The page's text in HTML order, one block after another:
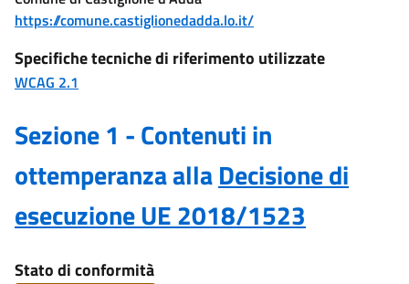
https://comune.castiglionedadda.lo.it/
Specifiche tecniche di riferimento utilizzate
WCAG 2.1
Sezione 1 - Contenuti in
ottemperanza allaDecisione di
esecuzione UE 2018/1523
Stato di conformità